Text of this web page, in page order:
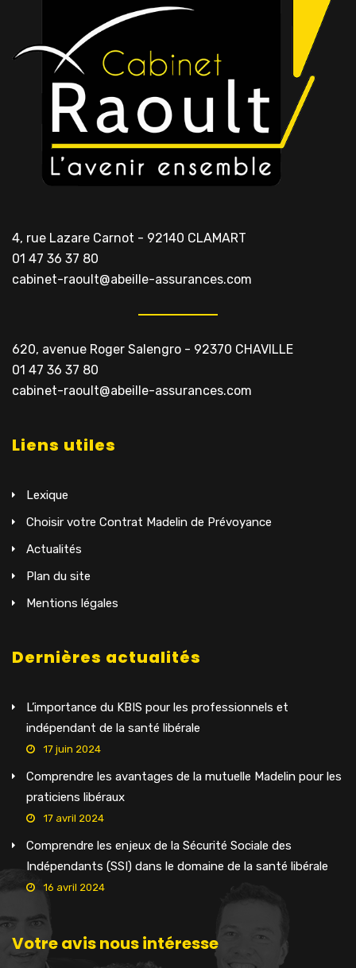
4, rue Lazare Carnot - 92140 CLAMART
01 47 36 37 80
cabinet-raoult@abeille-assurances.com
620, avenue Roger Salengro - 92370 CHAVILLE
01 47 36 37 80
cabinet-raoult@abeille-assurances.com
Liens utiles
Lexique
Choisir votre Contrat Madelin de Prévoyance
Actualités
Plan du site
Mentions légales
Dernières actualités
L’importance du KBIS pour les professionnels et
indépendant de la santé libérale
17 juin 2024
Comprendre les avantages de la mutuelle Madelin pour les
praticiens libéraux
17 avril 2024
Comprendre les enjeux de la Sécurité Sociale des
Indépendants (SSI) dans le domaine de la santé libérale
16 avril 2024
Votre avis nous intéresse